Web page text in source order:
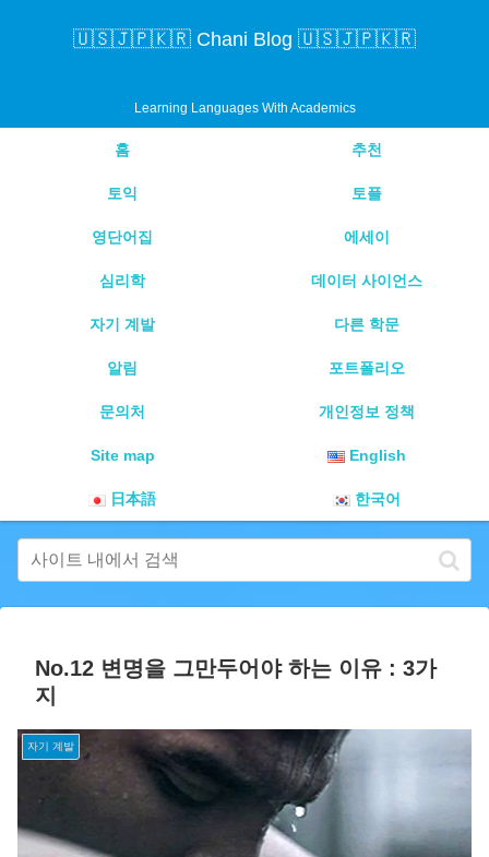
🇺🇸🇯🇵🇰🇷 Chani Blog 🇺🇸🇯🇵🇰🇷
Learning Languages With Academics
홈 추천
토익 토플
영단어집 에세이
심리학 데이터 사이언스
자기 계발 다른 학문
알림 포트폴리오
문의처 개인정보 정책
Site map English
日本語 한국어
No.12 변명을 그만두어야 하는 이유 : 3가
지
자기 계발